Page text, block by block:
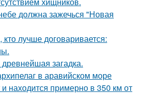
должна зажечься "Новая
лучше договаривается:
загадка.
в аравийском море
находится примерно в 350 км от